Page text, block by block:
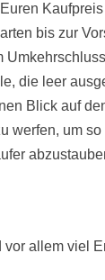
bis zur
die leer
Blick auf
werfen, um
allem viel